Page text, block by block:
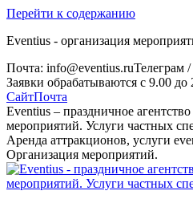
Перейти к содержанию
Eventius - организация
Почта: info@eventius.ruТелеграм
Заявки обрабатываются с 9.00 до
СайтПочта
Eventius – праздничное
мероприятий. Услуги частных
Аренда аттракционов, услуги
Организация мероприятий.